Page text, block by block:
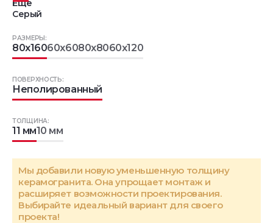
Еще
Серый
РАЗМЕРЫ:
80x16060x6080x8060x120
ТОЛЩИНА:
11 мм10 мм
ПОВЕРХНОСТЬ:
Неполированный
Мы добавили новую уменьшенную толщину
керамогранита. Она упрощает монтаж и
расширяет возможности проектирования.
Выбирайте идеальный вариант для своего
проекта!